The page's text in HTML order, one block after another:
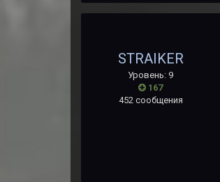
STRAIKER
Уровень: 9
167
452 сообщения